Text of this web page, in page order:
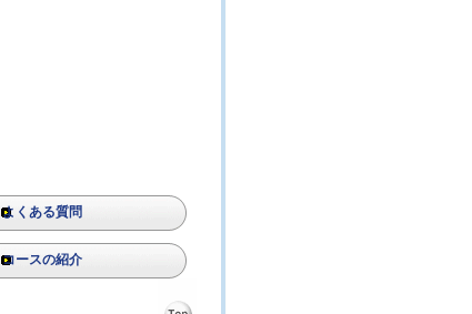
よくある質問
コースの紹介